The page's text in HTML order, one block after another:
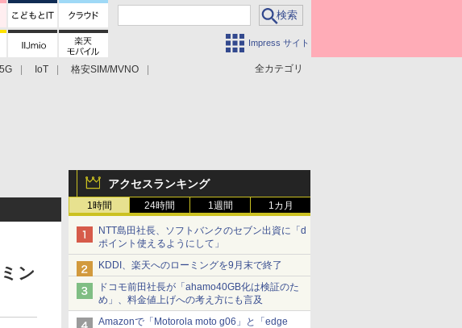
Impress サイト
全カテゴリ
5G IoT
格安SIM/MVNO
アクセスランキング
1時間 24時間 1週間 1カ月
NTT島田社長、ソフトバンクのセブン出資に「d
ポイント使えるようにして」
KDDI、楽天へのローミングを9月末で終了
ドコモ前田社長が「ahamo40GB化は検証のた
め」、料金値上げへの考え方にも言及
Amazonで「Motorola moto g06」と「edge
ン